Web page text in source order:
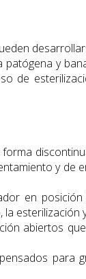
y
de
y
en
esterilización
abiertos
para